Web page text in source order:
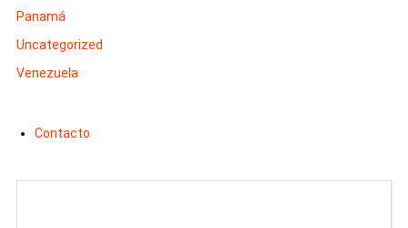
Panamá
Uncategorized
Venezuela
Contacto